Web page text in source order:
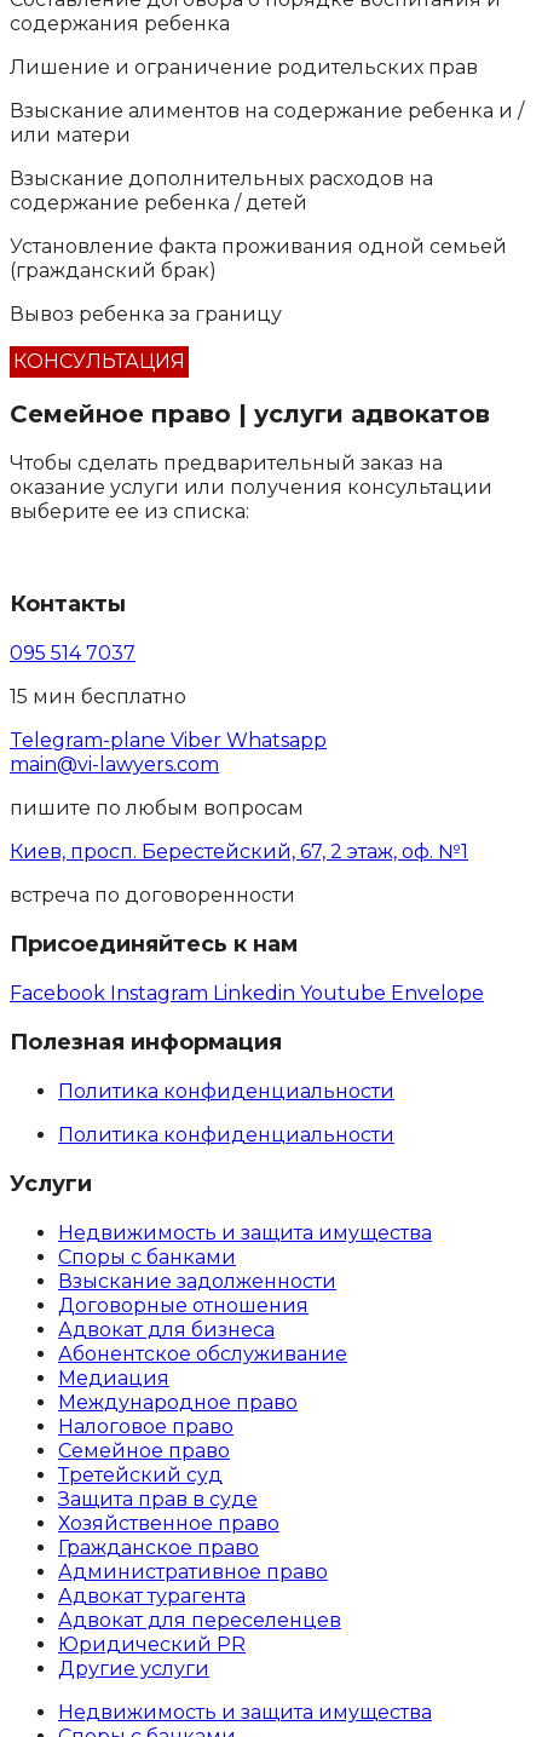
содержания ребенка
Лишение и ограничение родительских прав
Взыскание алиментов на содержание ребенка и /
или матери
Взыскание дополнительных расходов на
содержание ребенка / детей
Установление факта проживания одной семьей
(гражданский брак)
Вывоз ребенка за границу
КОНСУЛЬТАЦИЯ
Семейное право | услуги адвокатов
Чтобы сделать предварительный заказ на
оказание услуги или получения консультации
выберите ее из списка:
Контакты
095 514 7037
15 мин бесплатно
Telegram-plane Viber Whatsapp
main@vi-lawyers.com
пишите по любым вопросам
Киев, просп. Берестейский, 67, 2 этаж, оф. №1
встреча по договоренности
Присоединяйтесь к нам
Facebook Instagram Linkedin Youtube Envelope
Полезная информация
Политика конфиденциальности
Политика конфиденциальности
Услуги
Недвижимость и защита имущества
Споры с банками
Взыскание задолженности
Договорные отношения
Адвокат для бизнеса
Абoнентское обслуживание
Медиация
Международное право
Налоговое право
Семейное право
Третейский суд
Защита прав в суде
Хозяйственное право
Гражданское право
Административное право
Адвокат турагента
Адвокат для переселенцев
Юридический PR
Другие услуги
Недвижимость и защита имущества